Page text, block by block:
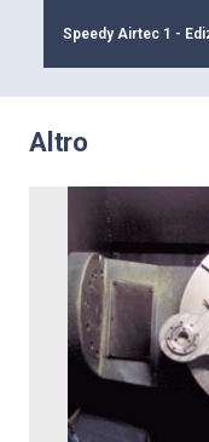
Speedy Airtec 1 -
Altro